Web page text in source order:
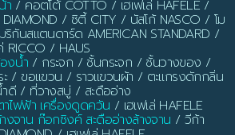
า / คอตโต้ COTTO / เฮเฟเล่ HAFELE /
/ ซิตี้ CITY / นัสโก้ NASCO / โม
ริกันสแตนดาร์ด AMERICAN STANDARD /
RICCO / HAUS
งน้ำ / กระจก / ชั้นกระจก / ชั้นวางของ /
ะ / ขอแขวน / ราวแขวนผ้า / ตะแกรงดักกลิ่น
ดี / ที่วางสบู่ / สะดืออ่าง
าไฟฟ้า เครื่องดูดควัน / เฮเฟเล่ HAFELE
งจาน ก๊อกซิงค์ สะดืออ่างล้างจาน / วีก้า